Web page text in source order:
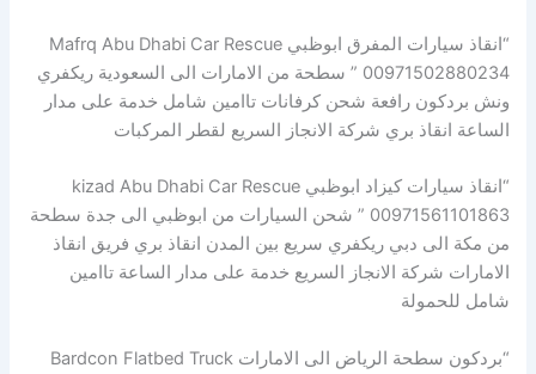
“انقاذ سيارات المفرق ابوظبي Mafrq Abu Dhabi Car Rescue
00971502880234 ” سطحة من الامارات الى السعودية ريكفري
ونش بردكون رافعة شحن كرفانات تاامين شامل خدمة على مدار
الساعة انقاذ بري شركة الانجاز السريع لقطر المركبات
“انقاذ سيارات كيزاد ابوظبي kizad Abu Dhabi Car Rescue
00971561101863 ” شحن السيارات من ابوظبي الى جدة سطحة
من مكة الى دبي ريكفري سريع بين المدن انقاذ بري فريق انقاذ
الامارات شركة الانجاز السريع خدمة على مدار الساعة تاامين
شامل للحمولة
“بردكون سطحة الرياض الى الامارات Bardcon Flatbed Truck